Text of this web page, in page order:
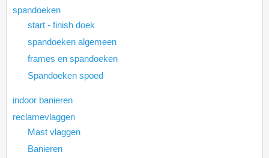
spandoeken
start - finish doek
spandoeken algemeen
frames en spandoeken
Spandoeken spoed
indoor banieren
reclamevlaggen
Mast vlaggen
Banieren